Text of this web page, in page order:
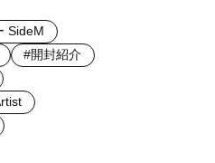
SideM
#開封紹介